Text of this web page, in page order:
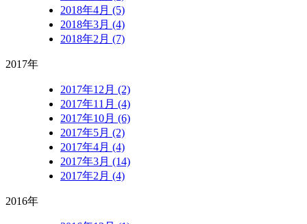
2018年4月 (5)
2018年3月 (4)
2018年2月 (7)
2017年
2017年12月 (2)
2017年11月 (4)
2017年10月 (6)
2017年5月 (2)
2017年4月 (4)
2017年3月 (14)
2017年2月 (4)
2016年